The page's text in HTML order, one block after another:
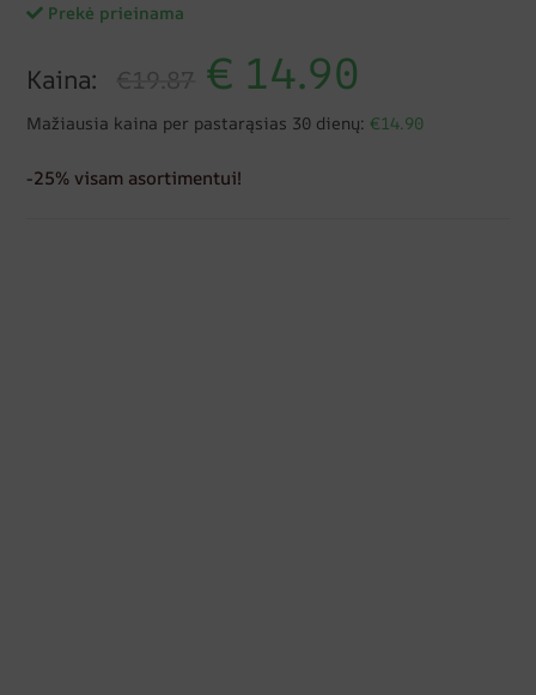
Prekė prieinama
Kaina: €19.87 € 14.90
Mažiausia kaina per pastarąsias 30 dienų: €14.90
-25% visam asortimentui!